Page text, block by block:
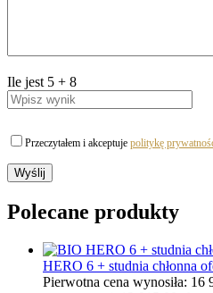
Ile jest 5 + 8
Przeczytałem i akceptuje politykę
Polecane produkty
HERO 6 + studnia chłonna
Pierwotna cena wynosiła: 16